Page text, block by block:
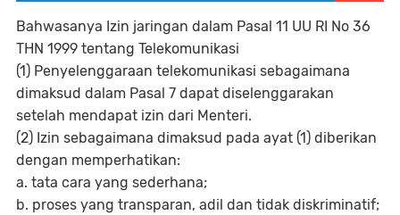
Bahwasanya Izin jaringan dalam Pasal 11 UU RI No 36
THN 1999 tentang Telekomunikasi
(1) Penyelenggaraan telekomunikasi sebagaimana
dimaksud dalam Pasal 7 dapat diselenggarakan
setelah mendapat izin dari Menteri.
(2) Izin sebagaimana dimaksud pada ayat (1) diberikan
dengan memperhatikan:
a. tata cara yang sederhana;
b. proses yang transparan, adil dan tidak diskriminatif;